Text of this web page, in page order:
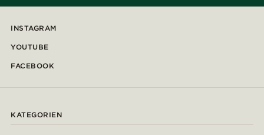
INSTAGRAM
YOUTUBE
FACEBOOK
KATEGORIEN